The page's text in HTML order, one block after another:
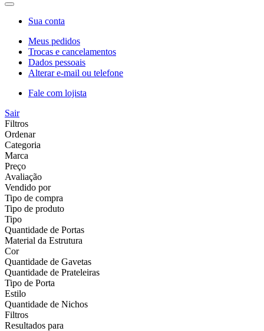
Sua conta
Meus pedidos
Trocas e cancelamentos
Dados pessoais
Alterar e-mail ou telefone
Fale com lojista
Sair
Filtros
Ordenar
Categoria
Marca
Preço
Avaliação
Vendido por
Tipo de compra
Tipo de produto
Tipo
Quantidade de Portas
Material da Estrutura
Cor
Quantidade de Gavetas
Quantidade de Prateleiras
Tipo de Porta
Estilo
Quantidade de Nichos
Filtros
Resultados para